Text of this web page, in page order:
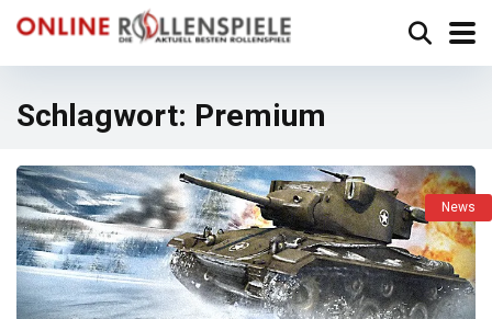
Schlagwort: Premium
News